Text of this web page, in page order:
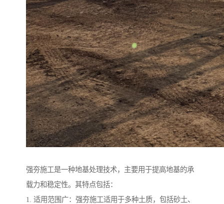
强夯施工是一种地基处理技术，主要用于提高地基的承
载力和稳定性。其特点包括：
1. 适用范围广：强夯施工适用于多种土质，包括砂土、